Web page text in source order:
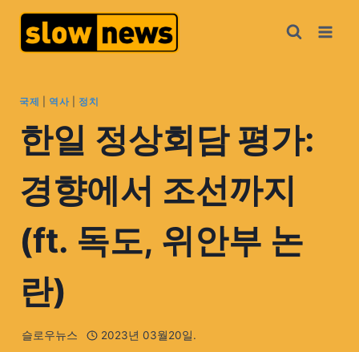
국제 역사| 정치
한일 정상회담 평가:
경향에서 조선까지
(ft. 독도, 위안부 논
란)
슬로우뉴스 2023년 03월20일.